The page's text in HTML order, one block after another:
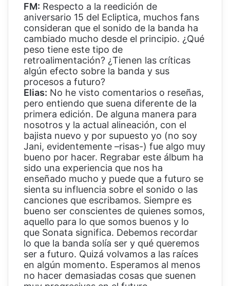
FM: Respecto a la reedición de
aniversario 15 del Ecliptica, muchos fans
consideran que el sonido de la banda ha
cambiado mucho desde el principio. ¿Qué
peso tiene este tipo de
retroalimentación? ¿Tienen las críticas
algún efecto sobre la banda y sus
procesos a futuro?
Elias: No he visto comentarios o reseñas,
pero entiendo que suena diferente de la
primera edición. De alguna manera para
nosotros y la actual alineación, con el
bajista nuevo y por supuesto yo (no soy
Jani, evidentemente –risas-) fue algo muy
bueno por hacer. Regrabar este álbum ha
sido una experiencia que nos ha
enseñado mucho y puede que a futuro se
sienta su influencia sobre el sonido o las
canciones que escribamos. Siempre es
bueno ser conscientes de quienes somos,
aquello para lo que somos buenos y lo
que Sonata significa. Debemos recordar
lo que la banda solía ser y qué queremos
ser a futuro. Quizá volvamos a las raíces
en algún momento. Esperamos al menos
no hacer demasiadas cosas que suenen